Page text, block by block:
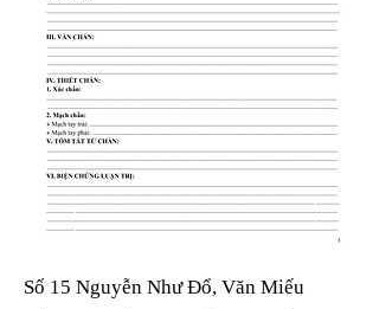
Số 15 Nguyễn Như Đổ, Văn Miếu​​​​